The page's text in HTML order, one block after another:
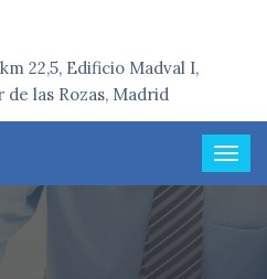
22,5, Edificio Madval I,
de las Rozas, Madrid